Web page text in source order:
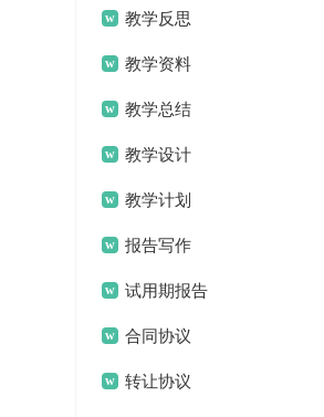
教学反思
教学资料
教学总结
教学设计
教学计划
报告写作
试用期报告
合同协议
转让协议